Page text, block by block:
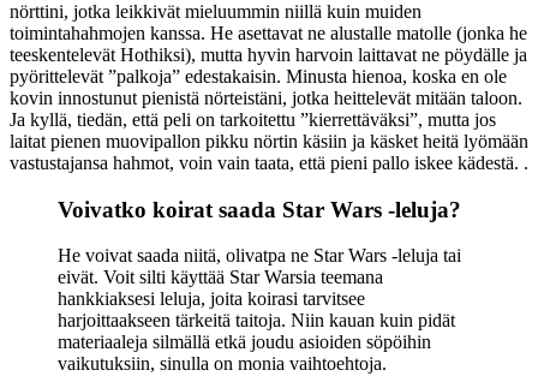
nörttini, jotka leikkivät mieluummin niillä kuin muiden
toimintahahmojen kanssa. He asettavat ne alustalle matolle (jonka he
teeskentelevät Hothiksi), mutta hyvin harvoin laittavat ne pöydälle ja
pyörittelevät ”palkoja” edestakaisin. Minusta hienoa, koska en ole
kovin innostunut pienistä nörteistäni, jotka heittelevät mitään taloon.
Ja kyllä, tiedän, että peli on tarkoitettu ”kierrettäväksi”, mutta jos
laitat pienen muovipallon pikku nörtin käsiin ja käsket heitä lyömään
vastustajansa hahmot, voin vain taata, että pieni pallo iskee kädestä. .
Voivatko koirat saada Star Wars -leluja?
He voivat saada niitä, olivatpa ne Star Wars -leluja tai
eivät. Voit silti käyttää Star Warsia teemana
hankkiaksesi leluja, joita koirasi tarvitsee
harjoittaakseen tärkeitä taitoja. Niin kauan kuin pidät
materiaaleja silmällä etkä joudu asioiden söpöihin
vaikutuksiin, sinulla on monia vaihtoehtoja.